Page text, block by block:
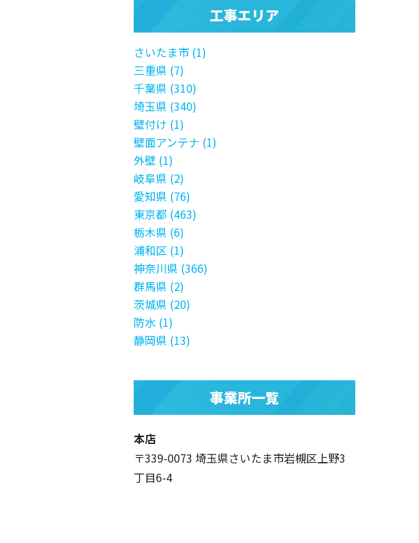
工事エリア
さいたま市 (1)
三重県 (7)
千葉県 (310)
埼玉県 (340)
壁付け (1)
壁面アンテナ (1)
外壁 (1)
岐阜県 (2)
愛知県 (76)
東京都 (463)
栃木県 (6)
浦和区 (1)
神奈川県 (366)
群馬県 (2)
茨城県 (20)
防水 (1)
静岡県 (13)
事業所一覧
本店
〒339-0073 埼玉県さいたま市岩槻区上野3
丁目6-4